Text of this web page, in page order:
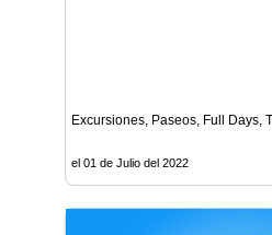
Excursiones, Paseos, Full Days,
el 01 de Julio del 2022